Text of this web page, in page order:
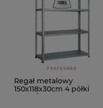
Regał metalowy
150x118x30cm 4 półki